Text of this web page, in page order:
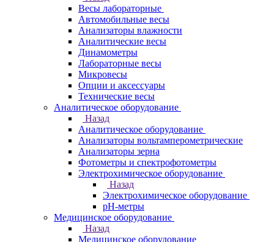
Весы лабораторные
Автомобильные весы
Анализаторы влажности
Аналитические весы
Динамометры
Лабораторные весы
Микровесы
Опции и аксессуары
Технические весы
Аналитическое оборудование
Назад
Аналитическое оборудование
Анализаторы вольтамперометрические
Анализаторы зерна
Фотометры и спектрофотометры
Электрохимическое оборудование
Назад
Электрохимическое оборудование
pH-метры
Медицинское оборудование
Назад
Медицинское оборудование